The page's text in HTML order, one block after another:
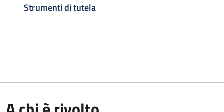
Strumenti di tutela